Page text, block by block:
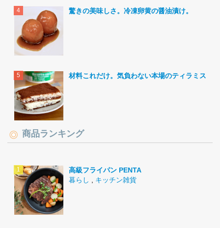
驚きの美味しさ。冷凍卵黄の醤油漬け。
材料これだけ。気負わない本場のティラミス。
商品ランキング
高級フライパン PENTA
暮らし
キッチン雑貨